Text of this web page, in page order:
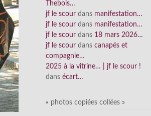
Thebois…
jf le scour dans manifestation…
jf le scour dans manifestation…
jf le scour dans 18 mars 2026…
jf le scour dans canapés et
compagnie…
2025 à la vitrine… | jf le scour !
dans écart…
« photos copiées collées »